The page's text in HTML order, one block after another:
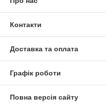
Контакти
Доставка та оплата
Графік роботи
Повна версія сайту